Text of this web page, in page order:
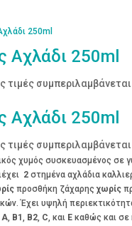
Αχλάδι 250ml
τιμές
Αχλάδι 250ml
τιμές
χυμός συσκευασμένος σε
2 στημένα αχλάδια
προσθήκη ζάχαρηςχωρίς
Έχει υψηλή
Α, Β1 , Β2, C, και Eκαθώς και σε